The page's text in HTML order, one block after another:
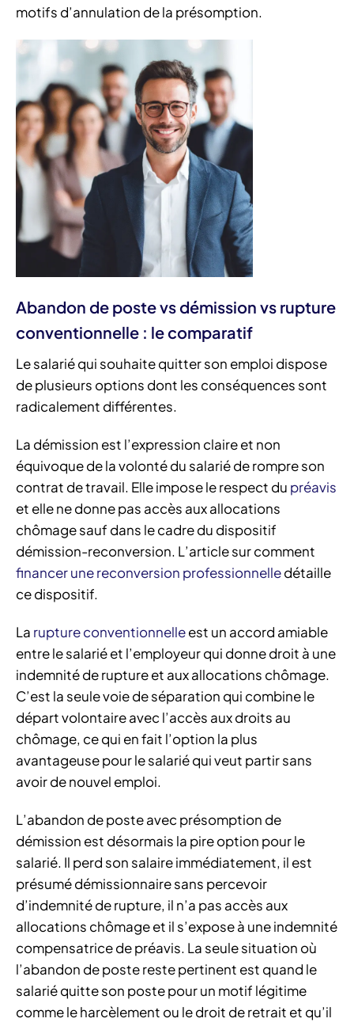
motifs d’annulation de la présomption.
Abandon de poste vs démission vs rupture
conventionnelle : le comparatif
Le salarié qui souhaite quitter son emploi dispose
de plusieurs options dont les conséquences sont
radicalement différentes.
La démission est l’expression claire et non
équivoque de la volonté du salarié de rompre son
contrat de travail. Elle impose le respect du préavis
et elle ne donne pas accès aux allocations
chômage sauf dans le cadre du dispositif
démission-reconversion. L’article sur comment
financer une reconversion professionnelledétaille
ce dispositif.
La rupture conventionnelleest un accord amiable
entre le salarié et l’employeur qui donne droit à une
indemnité de rupture et aux allocations chômage.
C’est la seule voie de séparation qui combine le
départ volontaire avec l’accès aux droits au
chômage, ce qui en fait l’option la plus
avantageuse pour le salarié qui veut partir sans
avoir de nouvel emploi.
L’abandon de poste avec présomption de
démission est désormais la pire option pour le
salarié. Il perd son salaire immédiatement, il est
présumé démissionnaire sans percevoir
d’indemnité de rupture, il n’a pas accès aux
allocations chômage et il s’expose à une indemnité
compensatrice de préavis. La seule situation où
l’abandon de poste reste pertinent est quand le
salarié quitte son poste pour un motif légitime
comme le harcèlement ou le droit de retrait et qu’il